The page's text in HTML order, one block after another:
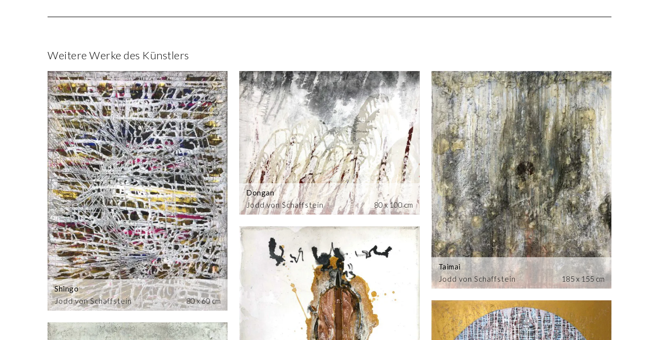
Weitere Werke des Künstlers
Jodd von Schaffstein
Shingo
80 x 60 cm
Jodd von Schaffstein
Dongan
80 x 100 cm
Jodd von Schaffstein
Taimai
185 x 155 cm